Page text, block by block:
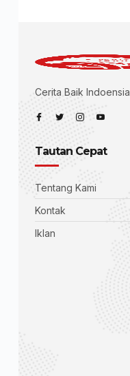
Cerita Baik Indoensia
Tautan Cepat
Tentang Kami
Kontak
Iklan